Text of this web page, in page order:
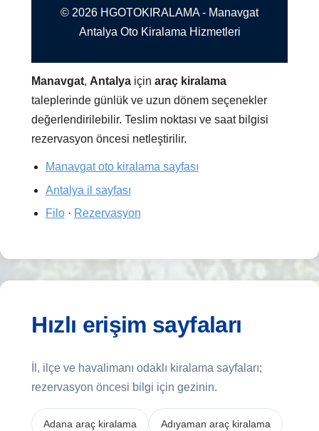
© 2026 HGOTOKIRALAMA - Manavgat
Antalya Oto Kiralama Hizmetleri
Manavgat, Antalya içinaraç kiralama
taleplerinde günlük ve uzun dönem seçenekler
değerlendirilebilir. Teslim noktası ve saat bilgisi
rezervasyon öncesi netleştirilir.
Manavgat oto kiralama sayfası
Antalya il sayfası
Filo· Rezervasyon
Hızlı erişim sayfaları
İl, ilçe ve havalimanı odaklı kiralama sayfaları;
rezervasyon öncesi bilgi için gezinin.
Adana araç kiralama Adıyaman araç kiralama